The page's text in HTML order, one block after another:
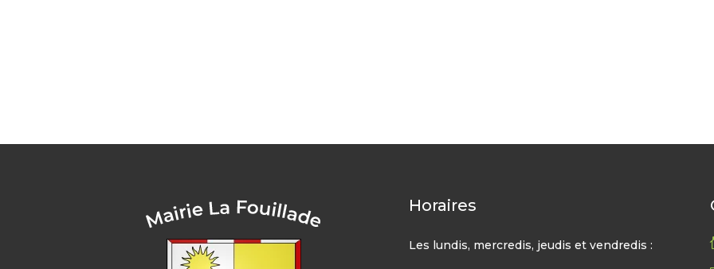
Horaires
Les lundis, mercredis, jeudis et vendredis :